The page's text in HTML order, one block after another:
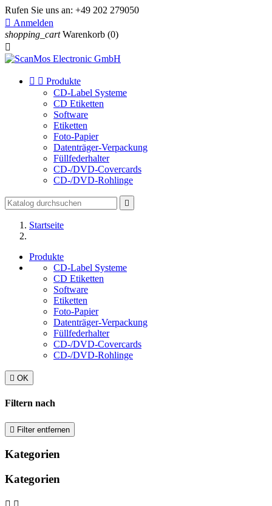
Rufen Sie uns an: +49 202 279050
 Anmelden
shopping_cart Warenkorb (0)

  Produkte
CD-Label Systeme
CD Etiketten
Software
Etiketten
Foto-Papier
Datenträger-Verpackung
Füllfederhalter
CD-/DVD-Covercards
CD-/DVD-Rohlinge

Startseite
Produkte
CD-Label Systeme
CD Etiketten
Software
Etiketten
Foto-Papier
Datenträger-Verpackung
Füllfederhalter
CD-/DVD-Covercards
CD-/DVD-Rohlinge
 OK
Filtern nach
 Filter entfernen
Kategorien
Kategorien